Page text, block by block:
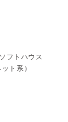
フトハウス
ト系）